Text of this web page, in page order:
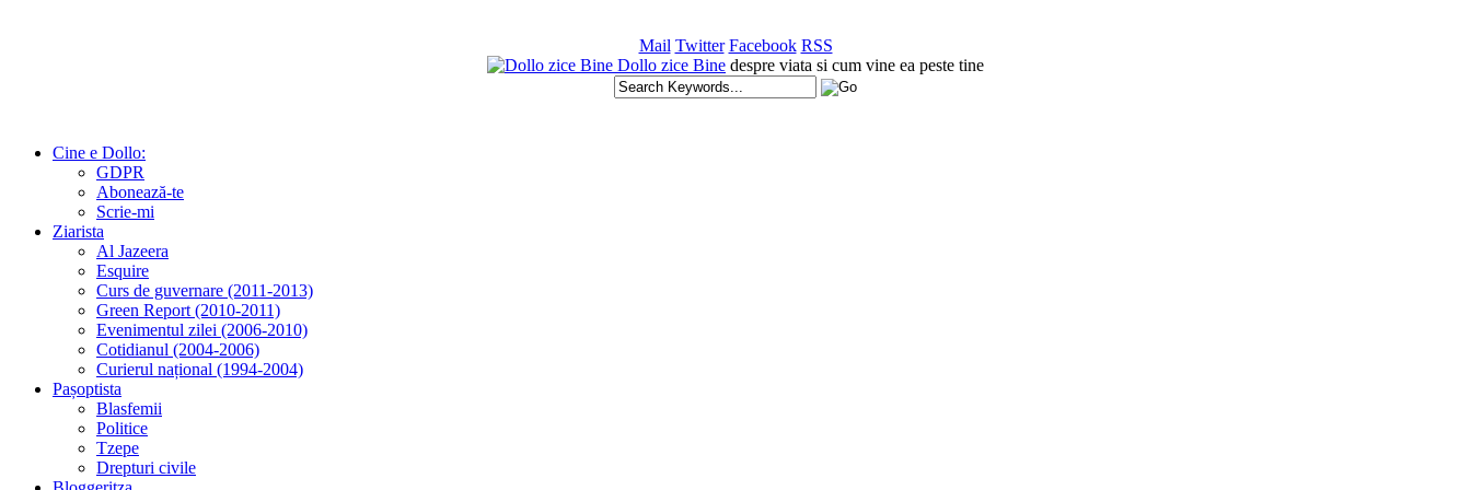
Mail Twitter Facebook RSS
Dollo zice Bine despre viata si cum vine ea peste tine
Cine e Dollo:
GDPR
Abonează-te
Scrie-mi
Ziarista
Al Jazeera
Esquire
Curs de guvernare (2011-2013)
Green Report (2010-2011)
Evenimentul zilei (2006-2010)
Cotidianul (2004-2006)
Curierul național (1994-2004)
Pașoptista
Blasfemii
Politice
Tzepe
Drepturi civile